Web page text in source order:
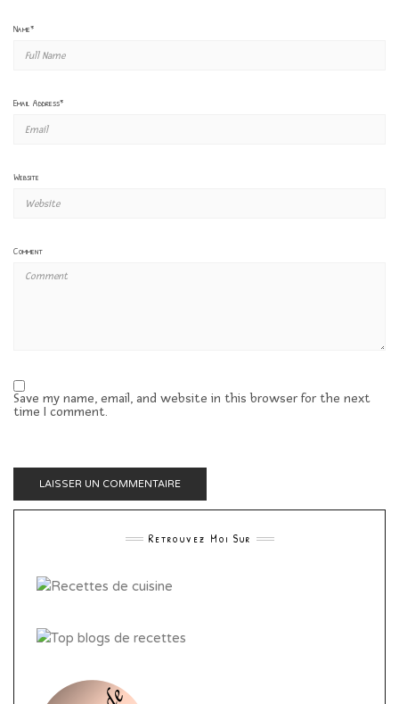
Name*
Email Address*
Website
Comment
Save my name, email, and website in this browser for the next
time I comment.
Retrouvez Moi Sur